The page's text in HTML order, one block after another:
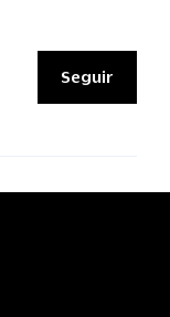
Seguir